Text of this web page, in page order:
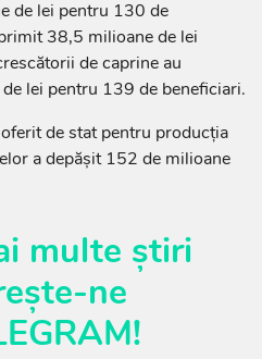
de lei pentru 130 de
38,5 milioane de lei
de caprine au
lei pentru 139 de beneficiari.
de stat pentru producția
a depășit 152 de milioane
multe știri
ne
!